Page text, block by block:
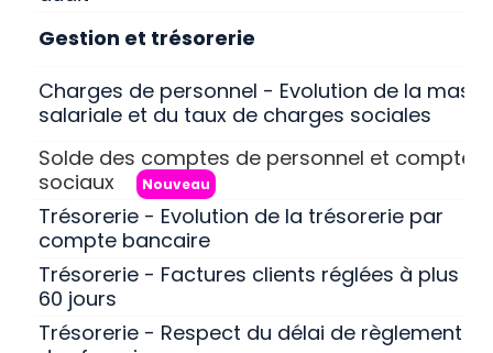
Gestion et trésorerie
Charges de personnel - Evolution de la
salariale et du taux de charges sociales
Solde des comptes de personnel et comptes
sociaux
Nouveau
Trésorerie - Evolution de la trésorerie par
compte bancaire
Trésorerie - Factures clients réglées à plus de
60 jours
Trésorerie - Respect du délai de règlement